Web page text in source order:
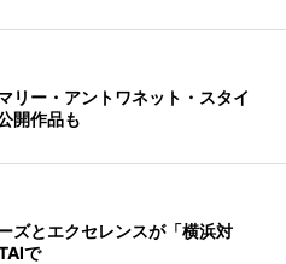
リー・アントワネット・スタイ
開作品も
ズとエクセレンスが「横浜対
で